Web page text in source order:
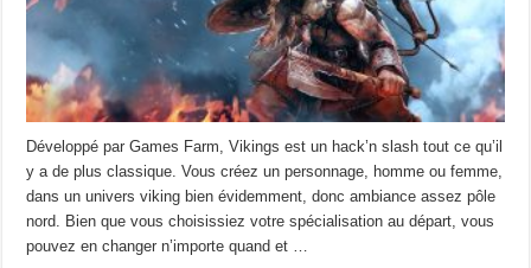
Développé par Games Farm, Vikings est un hack’n slash tout ce qu’il
y a de plus classique. Vous créez un personnage, homme ou femme,
dans un univers viking bien évidemment, donc ambiance assez pôle
nord. Bien que vous choisissiez votre spécialisation au départ, vous
pouvez en changer n’importe quand et …